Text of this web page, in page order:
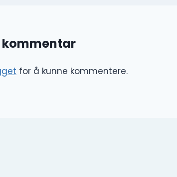
kommentar
for å kunne kommentere.